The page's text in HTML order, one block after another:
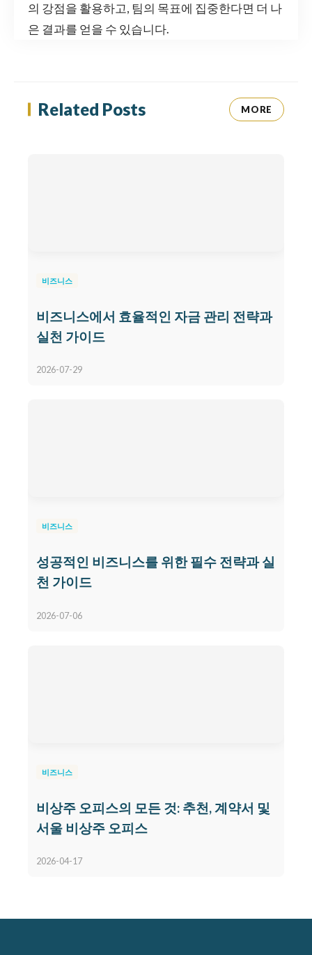
의 강점을 활용하고, 팀의 목표에 집중한다면 더 나
은 결과를 얻을 수 있습니다.
Related Posts MORE
비즈니스
비즈니스에서 효율적인 자금 관리 전략과
실천 가이드
2026-07-29
비즈니스
성공적인 비즈니스를 위한 필수 전략과 실
천 가이드
2026-07-06
비즈니스
비상주 오피스의 모든 것: 추천, 계약서 및
서울 비상주 오피스
2026-04-17